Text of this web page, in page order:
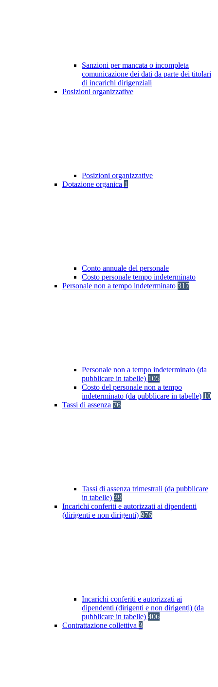
Sanzioni per mancata o incompleta
comunicazione dei dati da parte dei titolari
di incarichi dirigenziali
Posizioni organizzative
Posizioni organizzative
Dotazione organica 1
Conto annuale del personale
Costo personale tempo indeterminato
Personale non a tempo indeterminato 317
Personale non a tempo indeterminato (da
pubblicare in tabelle) 105
Costo del personale non a tempo
indeterminato (da pubblicare in tabelle) 10
Tassi di assenza 76
Tassi di assenza trimestrali (da pubblicare
in tabelle) 39
Incarichi conferiti e autorizzati ai dipendenti
(dirigenti e non dirigenti) 976
Incarichi conferiti e autorizzati ai
dipendenti (dirigenti e non dirigenti) (da
pubblicare in tabelle) 406
Contrattazione collettiva 3